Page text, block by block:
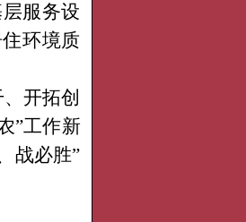
服务设
环境质
开拓创
”工作新
战必胜”